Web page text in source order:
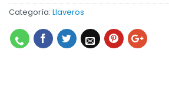
Categoría: Llaveros